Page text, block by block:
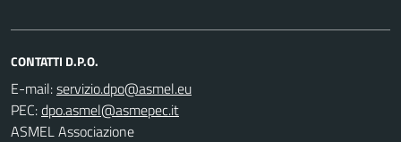
CONTATTI D.P.O.
E-mail:
PEC:
ASMEL Associazione